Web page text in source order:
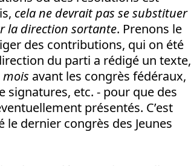
cela ne devrait pas se substituer
la direction sortante. Prenons le
des contributions, qui on été
du parti a rédigé un texte,
avant les congrès fédéraux,
signatures, etc. - pour que des
présentés. C’est
dernier congrès des Jeunes